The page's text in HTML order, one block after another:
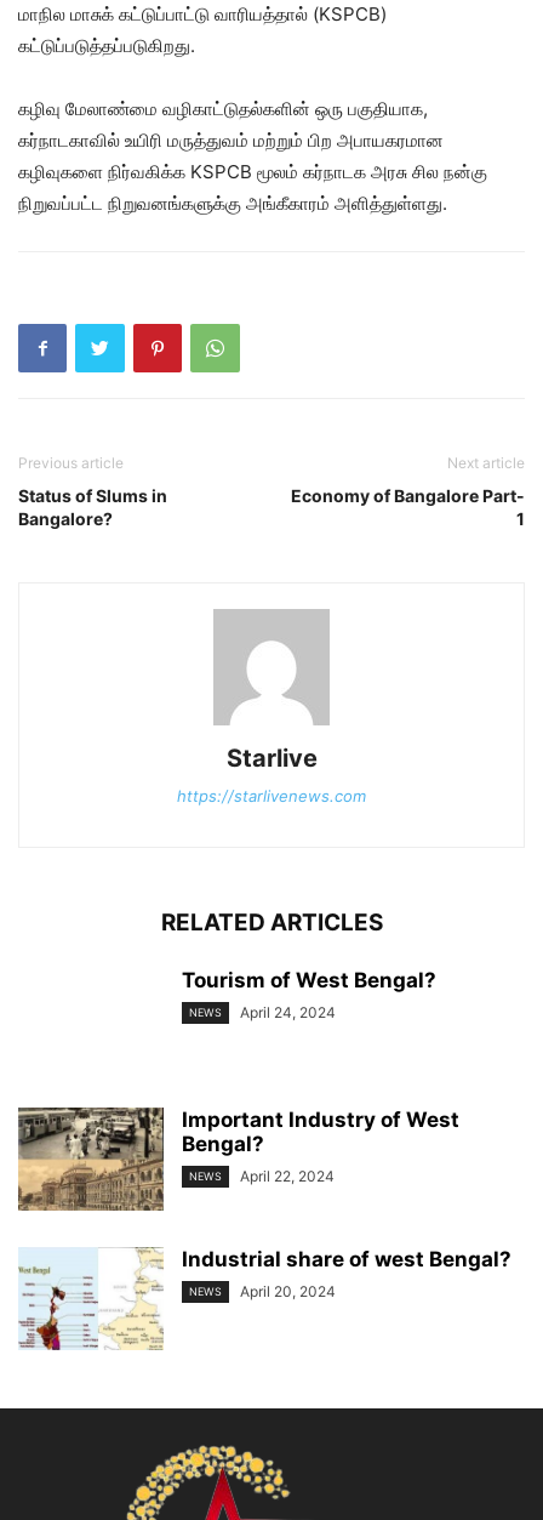
மாநில மாசுக் கட்டுப்பாட்டு வாரியத்தால் (KSPCB)
கட்டுப்படுத்தப்படுகிறது.
கழிவு மேலாண்மை வழிகாட்டுதல்களின் ஒரு பகுதியாக,
கர்நாடகாவில் உயிரி மருத்துவம் மற்றும் பிற அபாயகரமான
கழிவுகளை நிர்வகிக்க KSPCB மூலம் கர்நாடக அரசு சில நன்கு
நிறுவப்பட்ட நிறுவனங்களுக்கு அங்கீகாரம் அளித்துள்ளது.
Previous article
Status of Slums in
Bangalore?
Next article
Economy of Bangalore Part-
1
Starlive
https://starlivenews.com
RELATED ARTICLES
Tourism of West Bengal?
NEWS April 24, 2024
Important Industry of West
Bengal?
NEWS April 22, 2024
Industrial share of west Bengal?
NEWS April 20, 2024